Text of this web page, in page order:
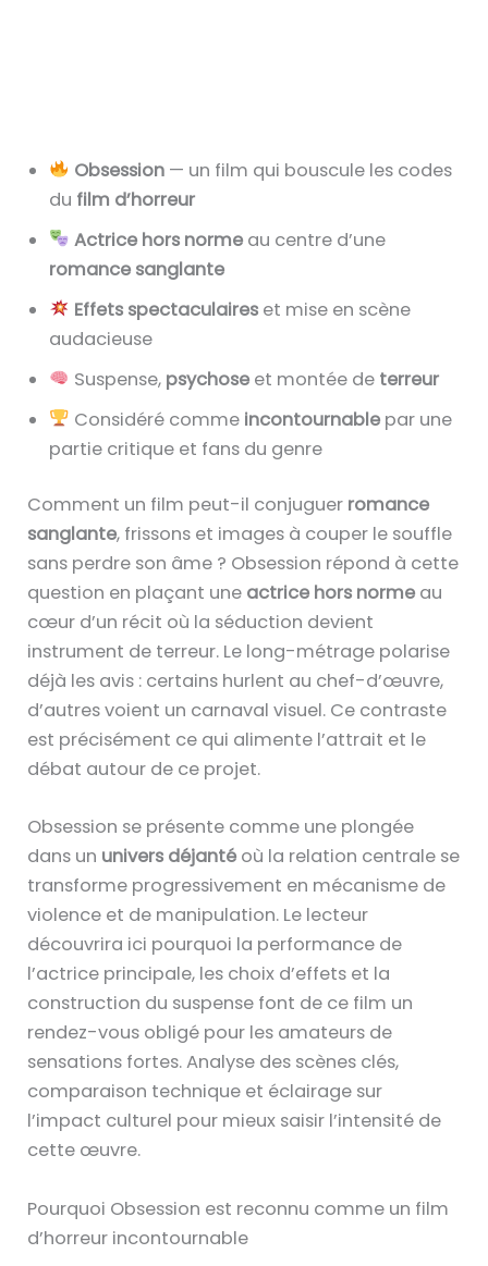
Obsession— un film qui bouscule les codes
du film d’horreur
Actrice hors normeau centre d’une
romance sanglante
Effets spectaculaireset mise en scène
audacieuse
Suspense, psychoseet montée de terreur
Considéré comme incontournablepar une
partie critique et fans du genre
Comment un film peut-il conjuguer romance
sanglante, frissons et images à couper le souffle
sans perdre son âme ? Obsession répond à cette
question en plaçant une actrice hors norme au
cœur d’un récit où la séduction devient
instrument de terreur. Le long-métrage polarise
déjà les avis : certains hurlent au chef-d’œuvre,
d’autres voient un carnaval visuel. Ce contraste
est précisément ce qui alimente l’attrait et le
débat autour de ce projet.
Obsession se présente comme une plongée
dans un univers déjanté où la relation centrale se
transforme progressivement en mécanisme de
violence et de manipulation. Le lecteur
découvrira ici pourquoi la performance de
l’actrice principale, les choix d’effets et la
construction du suspense font de ce film un
rendez-vous obligé pour les amateurs de
sensations fortes. Analyse des scènes clés,
comparaison technique et éclairage sur
l’impact culturel pour mieux saisir l’intensité de
cette œuvre.
Pourquoi Obsession est reconnu comme un film
d’horreur incontournable